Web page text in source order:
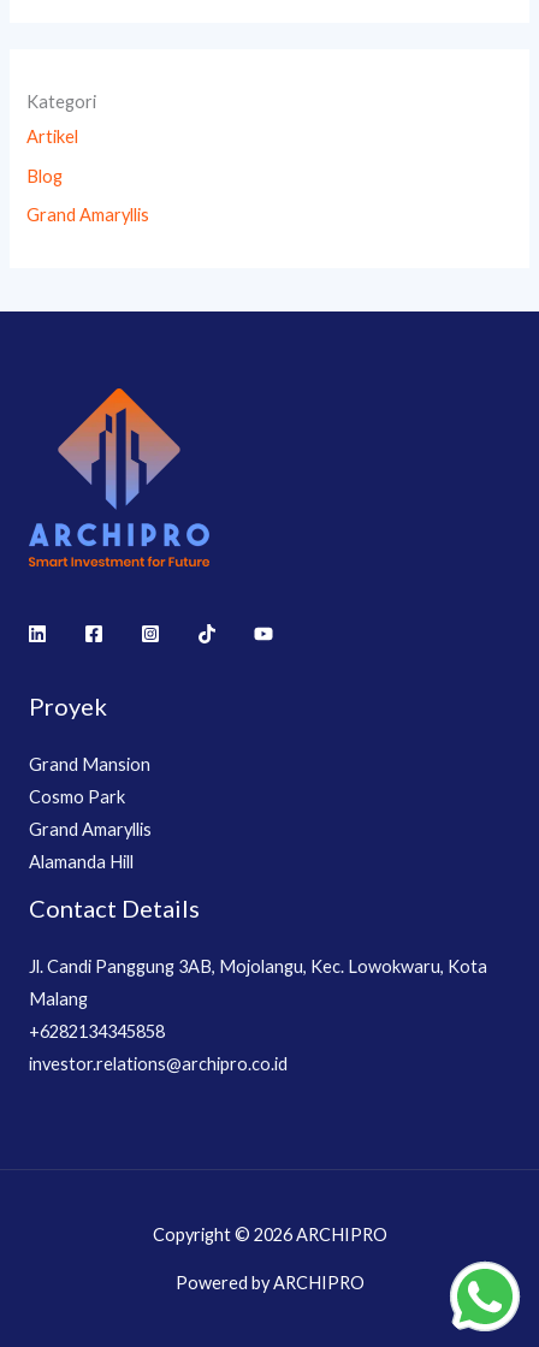
Kategori
Artikel
Blog
Grand Amaryllis
Proyek
Grand Mansion
Cosmo Park
Grand Amaryllis
Alamanda Hill
Contact Details
Jl. Candi Panggung 3AB, Mojolangu, Kec. Lowokwaru, Kota
Malang
+6282134345858
investor.relations@archipro.co.id
Copyright © 2026 ARCHIPRO
Powered by ARCHIPRO